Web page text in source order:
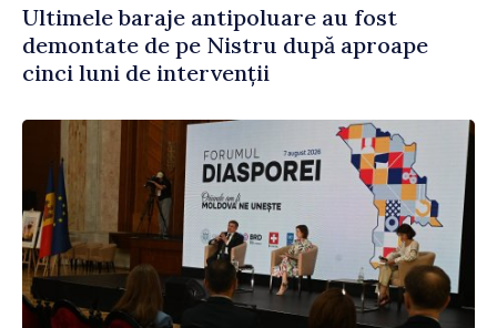
Ultimele baraje antipoluare au fost
demontate de pe Nistru după aproape
cinci luni de intervenții